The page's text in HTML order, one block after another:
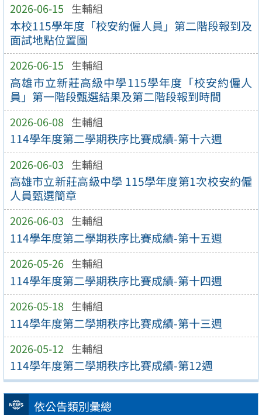
2026-06-15 生輔組
本校115學年度「校安約僱人員」第二階段報到及
面試地點位置圖
2026-06-15 生輔組
高雄市立新莊高級中學115學年度「校安約僱人
員」第一階段甄選結果及第二階段報到時間
2026-06-08 生輔組
114學年度第二學期秩序比賽成績-第十六週
2026-06-03 生輔組
高雄市立新莊高級中學 115學年度第1次校安約僱
人員甄選簡章
2026-06-03 生輔組
114學年度第二學期秩序比賽成績-第十五週
2026-05-26 生輔組
114學年度第二學期秩序比賽成績-第十四週
2026-05-18 生輔組
114學年度第二學期秩序比賽成績-第十三週
2026-05-12 生輔組
114學年度第二學期秩序比賽成績-第12週
依公告類別彙總